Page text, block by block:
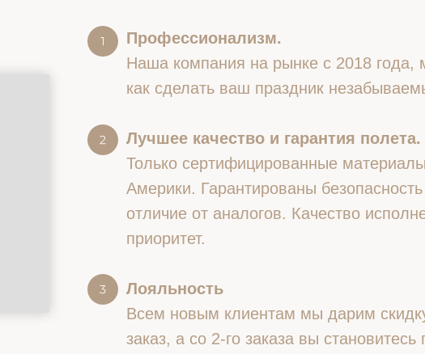
Профессионализм.
Наша компания на рынке с 2018 года,
как сделать ваш праздник
Лучшее качество и гарантия полета.
Только сертифицированные
Америки. Гарантированы
отличие от аналогов. Качество
приоритет.
Лояльность
Всем новым клиентам мы дарим
заказ, а со 2-го заказа вы